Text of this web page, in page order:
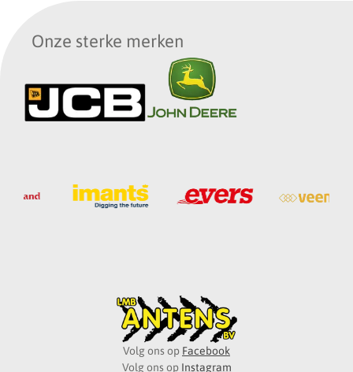
Onze sterke merken
Volg ons op Facebook
Volg ons op Instagram